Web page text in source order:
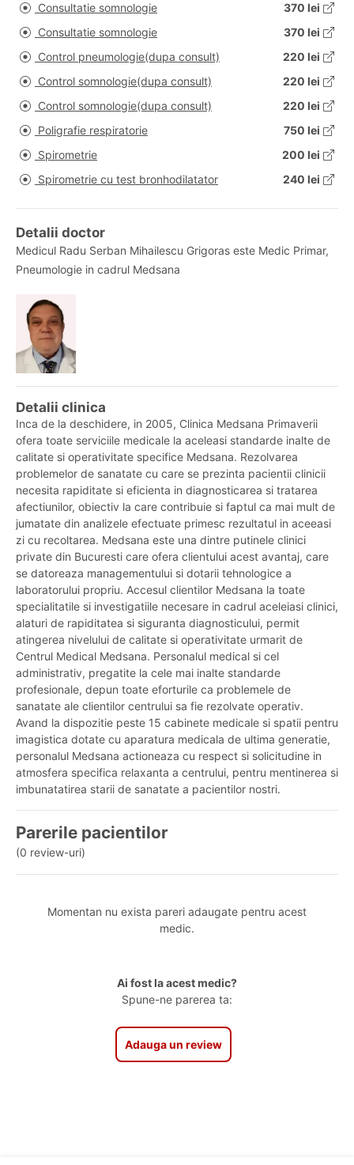
Consultatie somnologie
370 lei
Consultatie somnologie
370 lei
Control pneumologie(dupa consult)
220 lei
Control somnologie(dupa consult)
220 lei
Control somnologie(dupa consult)
220 lei
Poligrafie respiratorie
750 lei
Spirometrie
200 lei
Spirometrie cu test bronhodilatator
240 lei
Detalii doctor
Medicul Radu Serban Mihailescu Grigoras este Medic Primar,
Pneumologie in cadrul Medsana
Detalii clinica
Inca de la deschidere, in 2005, Clinica Medsana Primaverii
ofera toate serviciile medicale la aceleasi standarde inalte de
calitate si operativitate specifice Medsana. Rezolvarea
problemelor de sanatate cu care se prezinta pacientii clinicii
necesita rapiditate si eficienta in diagnosticarea si tratarea
afectiunilor, obiectiv la care contribuie si faptul ca mai mult de
jumatate din analizele efectuate primesc rezultatul in aceeasi
zi cu recoltarea. Medsana este una dintre putinele clinici
private din Bucuresti care ofera clientului acest avantaj, care
se datoreaza managementului si dotarii tehnologice a
laboratorului propriu. Accesul clientilor Medsana la toate
specialitatile si investigatiile necesare in cadrul aceleiasi clinici,
alaturi de rapiditatea si siguranta diagnosticului, permit
atingerea nivelului de calitate si operativitate urmarit de
Centrul Medical Medsana. Personalul medical si cel
administrativ, pregatite la cele mai inalte standarde
profesionale, depun toate eforturile ca problemele de
sanatate ale clientilor centrului sa fie rezolvate operativ.
Avand la dispozitie peste 15 cabinete medicale si spatii pentru
imagistica dotate cu aparatura medicala de ultima generatie,
personalul Medsana actioneaza cu respect si solicitudine in
atmosfera specifica relaxanta a centrului, pentru mentinerea si
imbunatatirea starii de sanatate a pacientilor nostri.
Parerile pacientilor
(0 review-uri)
Momentan nu exista pareri adaugate pentru acest
medic.
Ai fost la acest medic?
Spune-ne parerea ta:
Adauga un review